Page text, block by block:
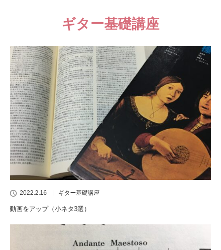
ギター基礎講座
2022.2.16 ギター基礎講座
動画をアップ（小ネタ3選）